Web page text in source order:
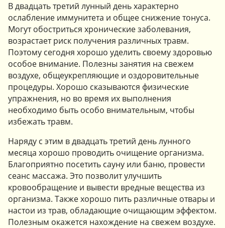
В двадцать третий лунный день характерно
ослабление иммунитета и общее снижение тонуса.
Могут обостриться хронические заболевания,
возрастает риск получения различных травм.
Поэтому сегодня хорошо уделить своему здоровью
особое внимание. Полезны занятия на свежем
воздухе, общеукрепляющие и оздоровительные
процедуры. Хорошо сказываются физические
упражнения, но во время их выполнения
необходимо быть особо внимательным, чтобы
избежать травм.
Наряду с этим в двадцать третий день лунного
месяца хорошо проводить очищение организма.
Благоприятно посетить сауну или баню, провести
сеанс массажа. Это позволит улучшить
кровообращение и вывести вредные вещества из
организма. Также хорошо пить различные отвары и
настои из трав, обладающие очищающим эффектом.
Полезным окажется нахождение на свежем воздухе.